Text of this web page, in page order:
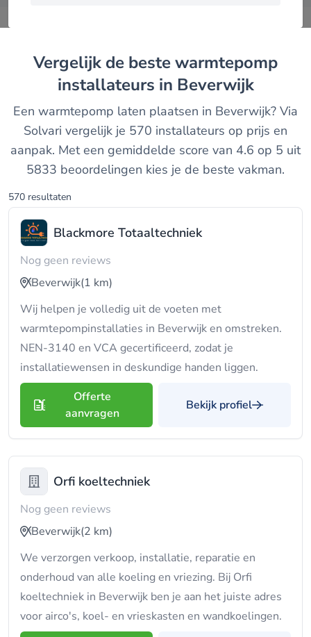
Vergelijk de beste warmtepomp
installateurs in Beverwijk
Een warmtepomp laten plaatsen in Beverwijk? Via
Solvari vergelijk je 570 installateurs op prijs en
aanpak. Met een gemiddelde score van 4.6 op 5 uit
5833 beoordelingen kies je de beste vakman.
570 resultaten
Blackmore Totaaltechniek
Nog geen reviews
Beverwijk(1 km)
Wij helpen je volledig uit de voeten met
warmtepompinstallaties in Beverwijk en omstreken.
NEN-3140 en VCA gecertificeerd, zodat je
installatiewensen in deskundige handen liggen.
Offerte
aanvragen
Bekijk profiel
Orfi koeltechniek
Nog geen reviews
Beverwijk(2 km)
We verzorgen verkoop, installatie, reparatie en
onderhoud van alle koeling en vriezing. Bij Orfi
koeltechniek in Beverwijk ben je aan het juiste adres
voor airco's, koel- en vrieskasten en wandkoelingen.